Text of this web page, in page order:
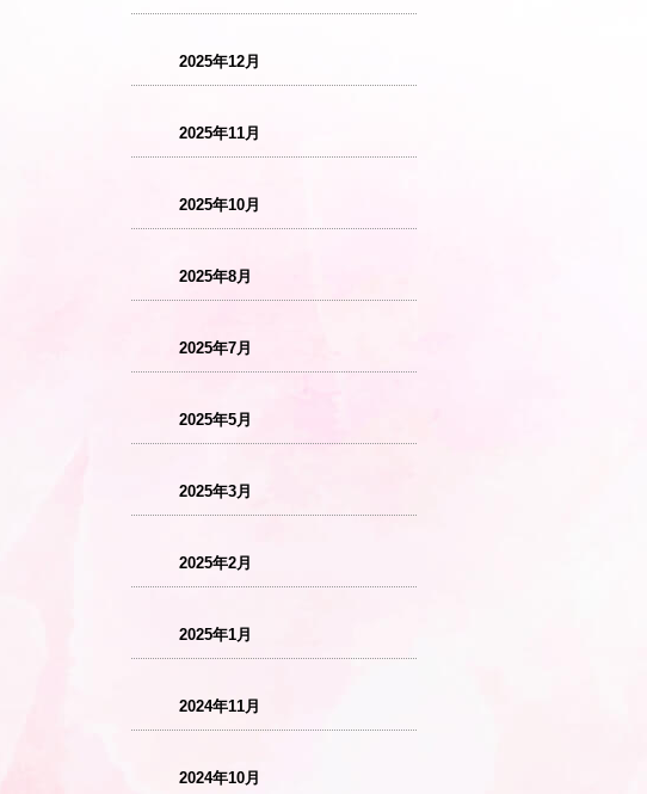
2025年12月
2025年11月
2025年10月
2025年8月
2025年7月
2025年5月
2025年3月
2025年2月
2025年1月
2024年11月
2024年10月